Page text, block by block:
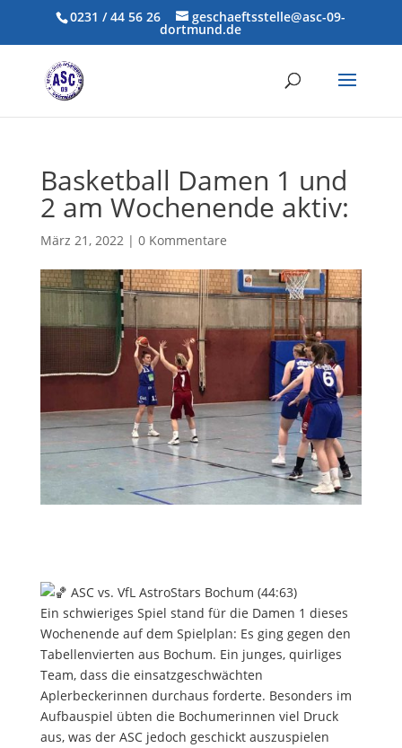
0231 / 44 56 26 geschaeftsstelle@asc-09-
dortmund.de
Basketball Damen 1 und
2 am Wochenende aktiv:
März 21, 2022| 0 Kommentare
ASC vs. VfL AstroStars Bochum (44:63)
Ein schwieriges Spiel stand für die Damen 1 dieses
Wochenende auf dem Spielplan: Es ging gegen den
Tabellenvierten aus Bochum. Ein junges, quirliges
Team, dass die einsatzgeschwächten
Aplerbeckerinnen durchaus forderte. Besonders im
Aufbauspiel übten die Bochumerinnen viel Druck
aus, was der ASC jedoch geschickt auszuspielen